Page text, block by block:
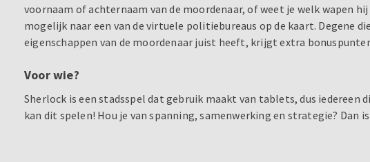
voornaam of achternaam van de moordenaar, of weet je welk wapen
mogelijk naar een van de virtuele politiebureaus op de kaart. Degene
eigenschappen van de moordenaar juist heeft, krijgt extra
Voor wie?
Sherlock is een stadsspel dat gebruik maakt van tablets, dus iedereen
kan dit spelen! Hou je van spanning, samenwerking en strategie? Dan